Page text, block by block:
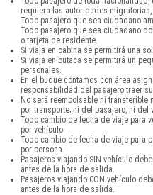
requiera las autoridades
Todo pasajero que sea ciudadano
Todo pasajero que sea ciudadano
o tarjeta de residente.
Si viaja en cabina se permitirá una
Si viaja en butaca se permitirá un
personales.
En el buque contamos con área
responsabilidad del pasajero traer
No será reembolsable ni
por transporte; ni del pasajero, ni del
Todo cambio de fecha de viaje para
por vehículo
Todo cambio de fecha de viaje para
por persona.
Pasajeros viajando SIN vehículo
antes de la hora de salida.
Pasajeros viajando CON vehículo
antes de la hora de salida.